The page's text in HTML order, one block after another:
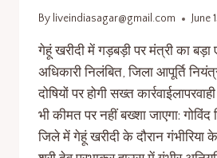
By liveindiasagar@gmail.com June
गेहूं खरीदी में गड़बड़ी पर मंत्री का
अधिकारी निलंबित, जिला आपूर्ति
दोषियों पर होगी सख्त
भी कीमत पर नहीं बख्शा जाएगा:
जिले में गेहूं खरीदी के दौरान गंभीरिया